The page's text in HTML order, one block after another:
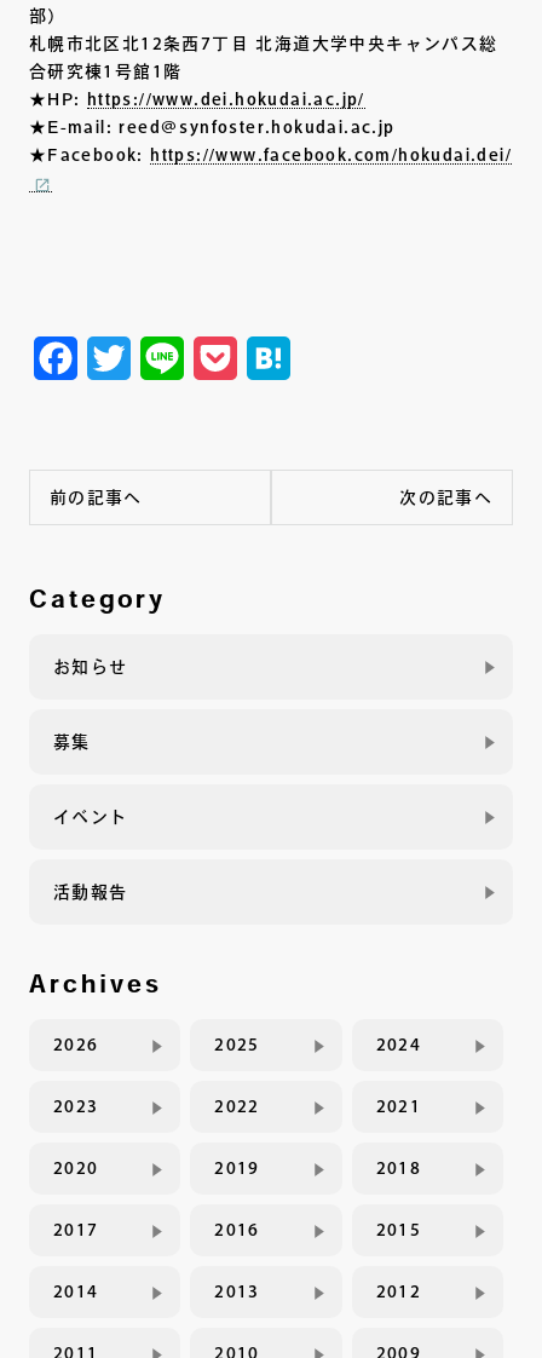
部）
札幌市北区北12条西7丁目 北海道大学中央キャンパス総
合研究棟1号館1階
★HP:
https://www.dei.hokudai.ac.jp/
★E-mail: reed@synfoster.hokudai.ac.jp
★Facebook:
https://www.facebook.com/hokudai.dei/
Facebook
TwitterLine Pocket
前の記事へ 次の記事へ
Category
お知らせ
募集
イベント
活動報告
Archives
2026 2025 2024
2023 2022 2021
2020 2019 2018
2017 2016 2015
2014 2013 2012
2011 2010 2009